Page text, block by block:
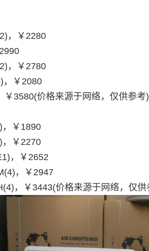
，￥2280
，￥2780
，￥2080
3580(价格来源于网络，仅供参考)
，￥1890
，￥2270
，￥2652
，￥2947
，￥3443(价格来源于网络，仅供